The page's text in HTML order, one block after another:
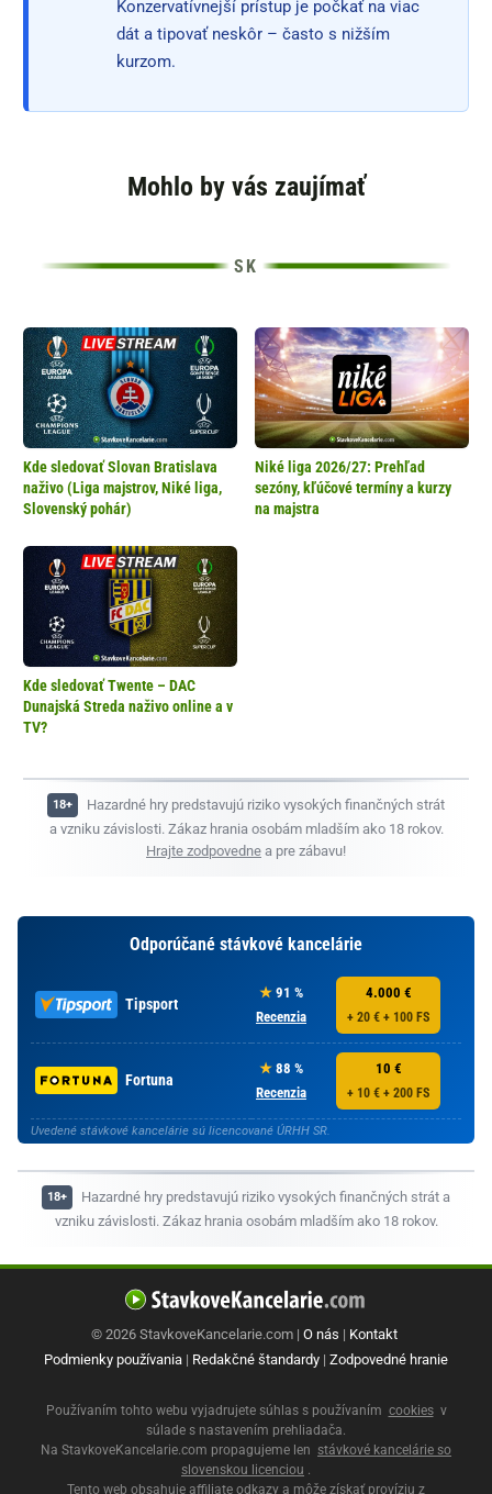
Konzervatívnejší prístup je počkať na viac
dát a tipovať neskôr – často s nižším
kurzom.
Mohlo by vás zaujímať
Kde sledovať Slovan Bratislava
naživo (Liga majstrov, Niké liga,
Slovenský pohár)
Niké liga 2026/27: Prehľad
sezóny, kľúčové termíny a kurzy
na majstra
Kde sledovať Twente – DAC
Dunajská Streda naživo online a v
TV?
Hazardné hry predstavujú riziko vysokých finančných strát
a vzniku závislosti. Zákaz hrania osobám mladším ako 18 rokov.
Hrajte zodpovedne a pre zábavu!
Odporúčané stávkové kancelárie
Tipsport
91 %
Recenzia
4.000 €
+ 20 € + 100 FS
Fortuna
88 %
Recenzia
10 €
+ 10 € + 200 FS
Uvedené stávkové kancelárie sú licencované ÚRHH SR.
Hazardné hry predstavujú riziko vysokých finančných strát a
vzniku závislosti. Zákaz hrania osobám mladším ako 18 rokov.
© 2026 StavkoveKancelarie.com | O nás | Kontakt
Podmienky používania | Redakčné štandardy | Zodpovedné hranie
Používaním tohto webu vyjadrujete súhlas s používaním cookies v
súlade s nastavením prehliadača.
Na StavkoveKancelarie.com propagujeme len stávkové kancelárie so
slovenskou licenciou
Tento web obsahuje affiliate odkazy a môže získať províziu z